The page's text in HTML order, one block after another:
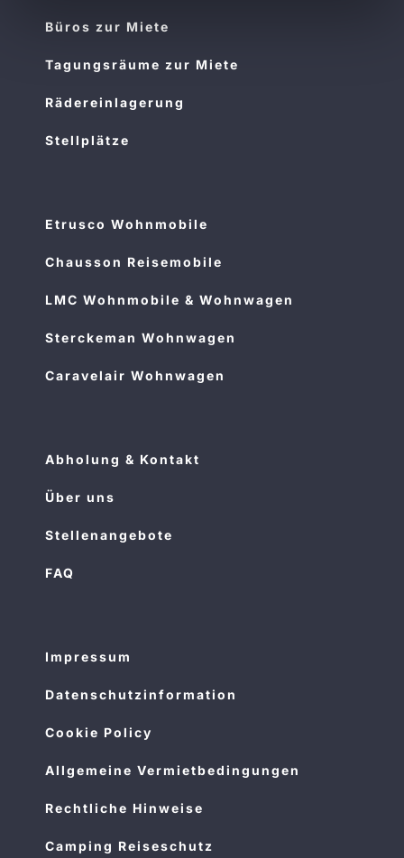
Büros zur Miete
Tagungsräume zur Miete
Rädereinlagerung
Stellplätze
Etrusco Wohnmobile
Chausson Reisemobile
LMC Wohnmobile & Wohnwagen
Sterckeman Wohnwagen
Caravelair Wohnwagen
Abholung & Kontakt
Über uns
Stellenangebote
FAQ
Impressum
Datenschutzinformation
Cookie Policy
Allgemeine Vermietbedingungen
Rechtliche Hinweise
Camping Reiseschutz